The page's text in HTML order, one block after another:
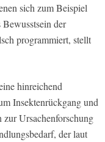
sich zum Beispiel
der
programmiert, stellt
hinreichend
Insektenrückgang und
Ursachenforschung
der laut